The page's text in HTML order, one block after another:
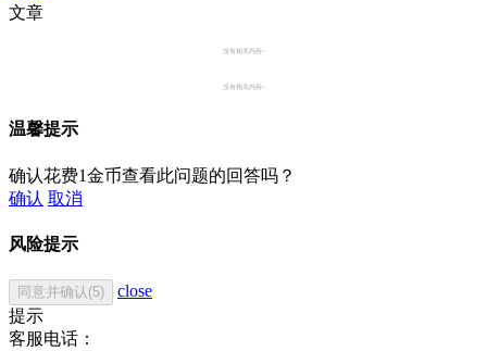
文章
没有相关内容~
没有相关内容~
温馨提示
确认花费1金币查看此问题的回答吗？
确认 取消
风险提示
同意并确认(5)
close
提示
客服电话：